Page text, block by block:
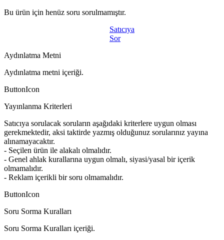
Bu ürün için henüz soru sorulmamıştır.
Satıcıya
Sor
Aydınlatma Metni
Aydınlatma metni içeriği.
ButtonIcon
Yayınlanma Kriterleri
Satıcıya sorulacak soruların aşağıdaki kriterlere uygun olması
gerekmektedir, aksi taktirde yazmış olduğunuz sorularınız yayına
alınamayacaktır.
- Seçilen ürün ile alakalı olmalıdır.
- Genel ahlak kurallarına uygun olmalı, siyasi/yasal bir içerik
olmamalıdır.
- Reklam içerikli bir soru olmamalıdır.
ButtonIcon
Soru Sorma Kuralları
Soru Sorma Kuralları içeriği.